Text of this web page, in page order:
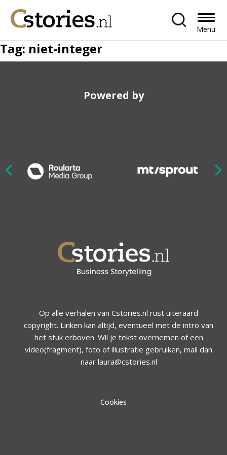
Menu
Tag: niet-integer
Powered by
Op alle verhalen van Cstories.nl rust uiteraard
copyright. Linken kan altijd, eventueel met de intro van
het stuk erboven. Wil je tekst overnemen of een
video(fragment), foto of illustratie gebruiken, mail dan
naar laura@cstories.nl
Cookies